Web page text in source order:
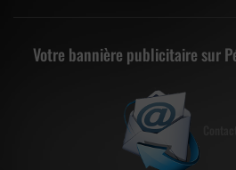
Votre bannière publicitaire sur